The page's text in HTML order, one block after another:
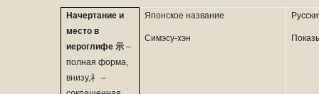
Начертание и
место в
иероглифе示–
полная форма,
внизу,礻
–
Японское название
Симэсу-хэн